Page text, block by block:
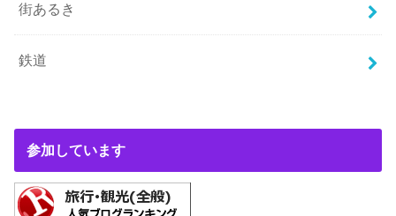
街あるき
鉄道
参加しています